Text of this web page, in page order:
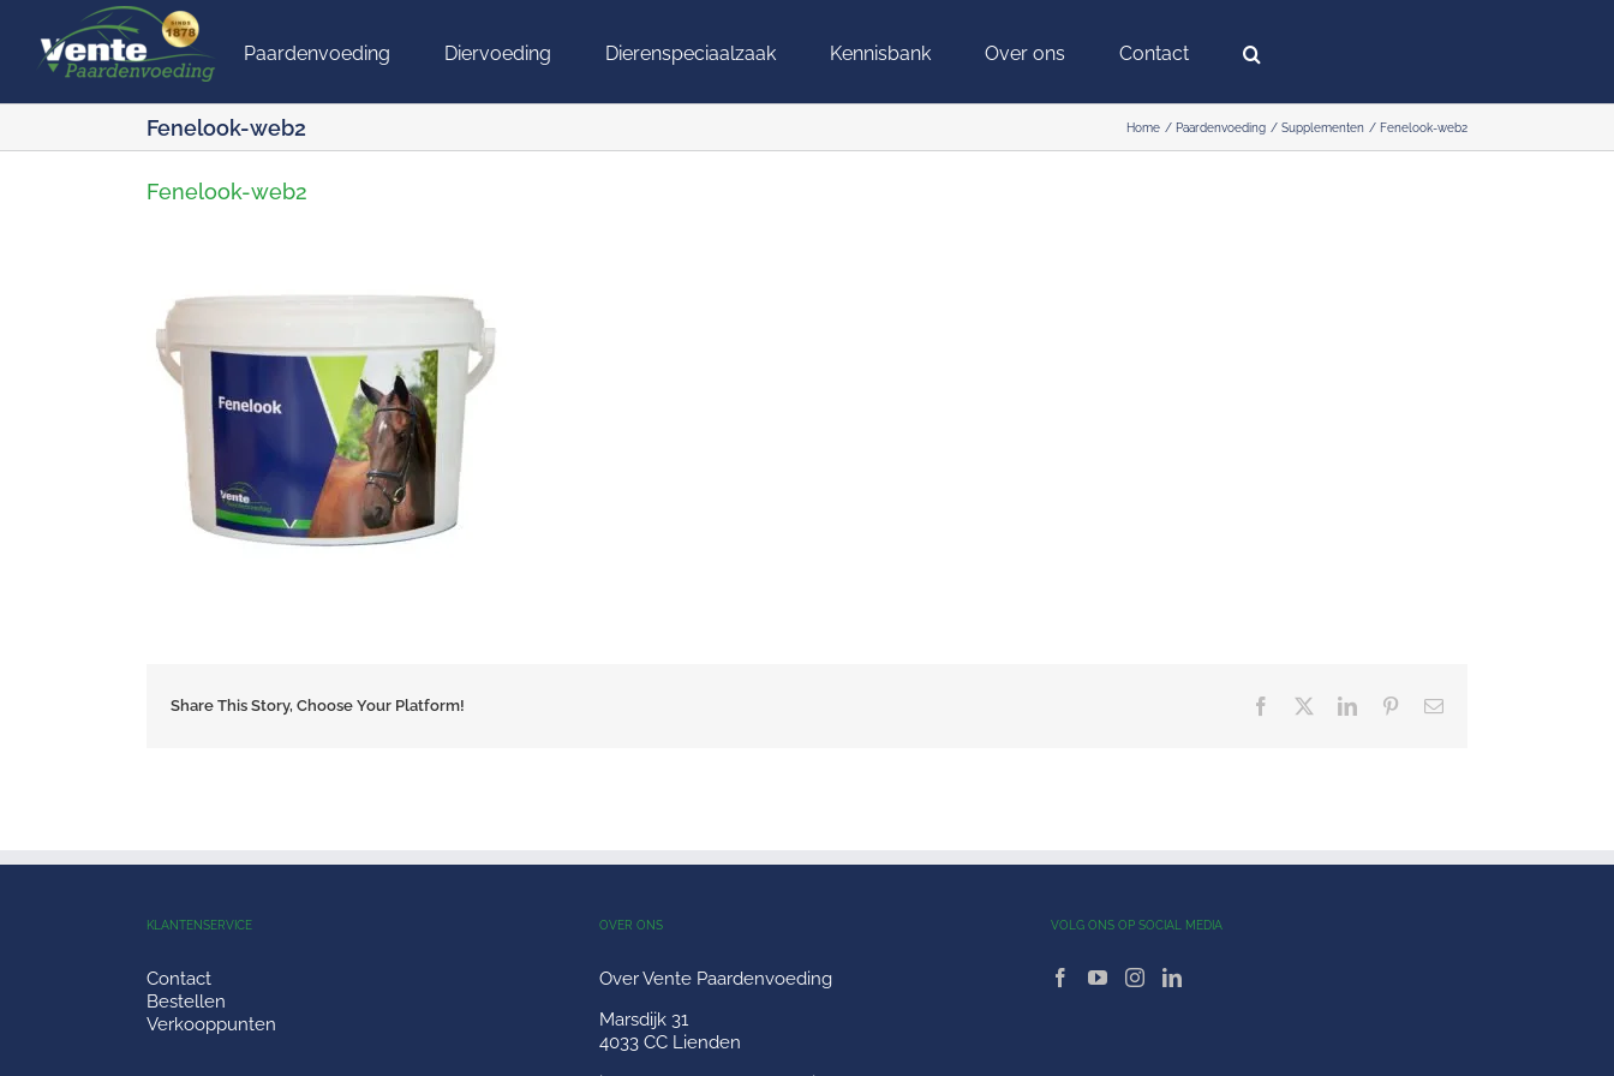
inhoud
Paardenvoeding Diervoeding Dierenspeciaalzaak Kennisbank Over ons Contact
Fenelook-web2 Home Paardenvoeding Supplementen Fenelook-web2
Fenelook-web2
Share This Story, Choose Your Platform! Facebook LinkedInPinterest
E-
KLANTENSERVICE
Contact
Bestellen
Verkooppunten
OVER ONS
Over Vente Paardenvoeding
Marsdijk 31
4033 CC Lienden
VOLG ONS OP SOCIAL MEDIA